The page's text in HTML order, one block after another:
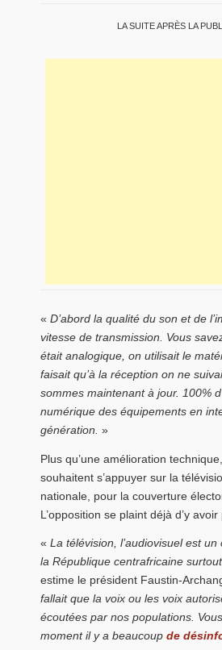
LA SUITE APRÈS LA
« D’abord la qualité du son et de
vitesse de transmission. Vous
était analogique, on utilisait le
faisait qu’à la réception on ne
sommes maintenant à jour. 100%
numérique des équipements en
génération. »
Plus qu’une amélioration
souhaitent s’appuyer sur la
nationale, pour la couverture
L’opposition se plaint déjà d’y avoir
« La télévision, l’audiovisuel est
la République centrafricaine
estime le président Faustin-
fallait que la voix ou les voix
écoutées par nos populations.
moment il y a beaucoup de